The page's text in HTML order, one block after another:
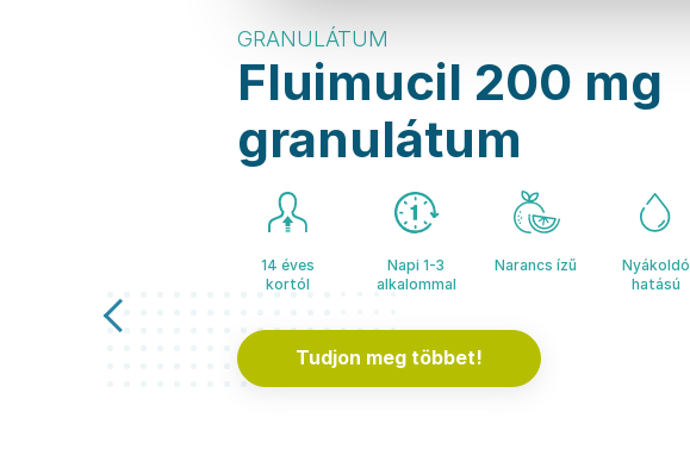
GRANULÁTUM
Fluimucil 200 mg
granulátum
14 éves
kortól
Napi 1-3
alkalommal
Narancs ízű
Nyákoldó
hatású
Tudjon meg többet!